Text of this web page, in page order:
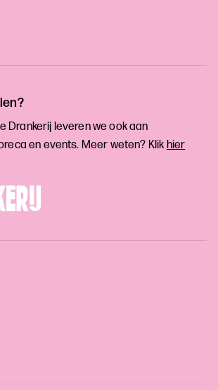
Drankerij leveren we ook aan
en events. Meer weten? Klikhier